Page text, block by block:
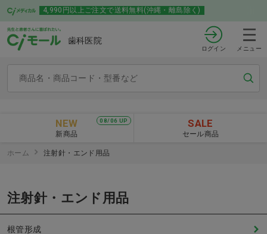
4,990円以上ご注文で送料無料(沖縄・離島除く)
歯科医院
ログイン メニュー
08/06 UP
NEW
新商品
SALE
セール商品
ホーム 注射針・エンド用品
注射針・エンド用品
根管形成